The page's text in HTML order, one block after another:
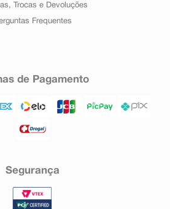
Trocas e Devoluções
Frequentes
de Pagamento
Segurança